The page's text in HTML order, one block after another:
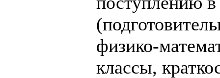
физико-
классы,